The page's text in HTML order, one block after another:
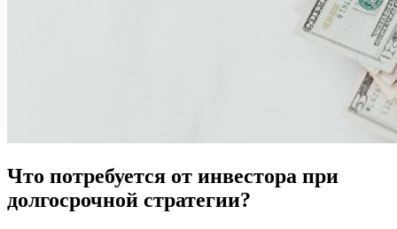
Что потребуется от инвестора при
долгосрочной стратегии?